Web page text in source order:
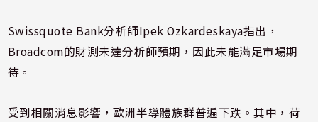
Swissquote Bank分析師Ipek Ozkardeskaya指出，
Broadcom的財測未達分析師預期，因此未能滿足市場期
待。
受到相關消息影響，歐洲半導體族群普遍下跌。其中，荷